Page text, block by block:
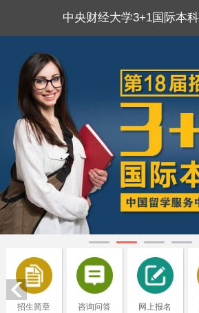
中央财经大学3+1国际本科
招生简章 咨询问答 网上报名